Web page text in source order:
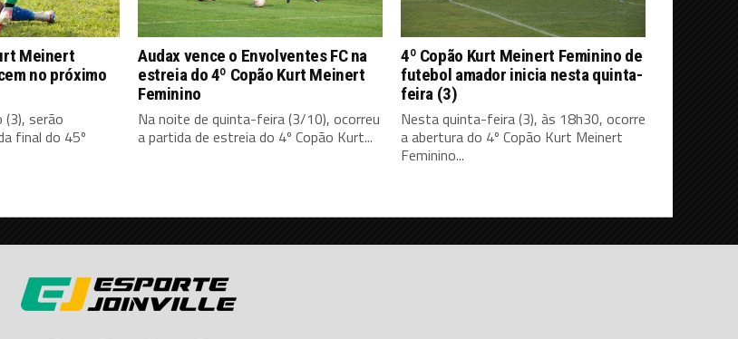
Meinert
no próximo
serão
final do 45º
Audax vence o Envolventes FC na
estreia do 4º Copão Kurt Meinert
Feminino
Na noite de quinta-feira (3/10), ocorreu
a partida de estreia do 4º Copão Kurt...
4º Copão Kurt Meinert Feminino de
futebol amador inicia nesta quinta-
feira (3)
Nesta quinta-feira (3), às 18h30, ocorre
a abertura do 4º Copão Kurt Meinert
Feminino...